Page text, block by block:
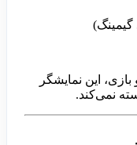
گیمینگ)
این نمایشگر
نمی‌کند.